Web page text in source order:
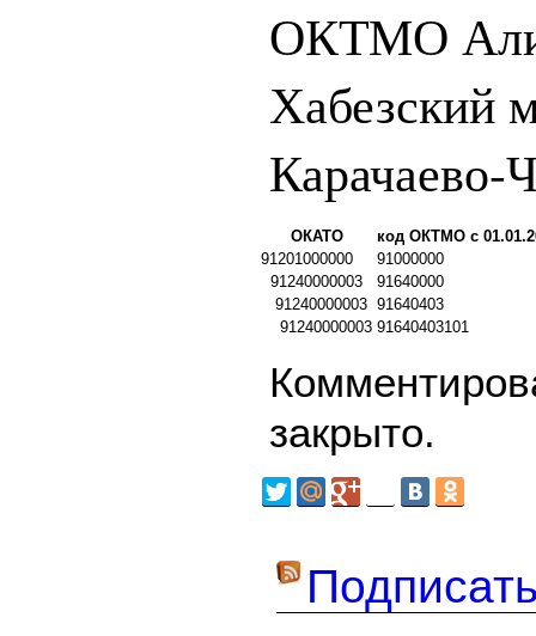
ОКТМО
Хабезский
Карачаево-
ОКАТО
код ОКТМО с
91201000000
91000000
91240000003
91640000
91240000003 91640403
91240000003 91640403101
закрыто.